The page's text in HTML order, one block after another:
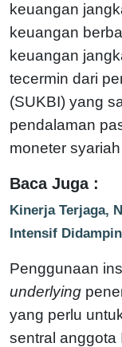
keuangan
keuangan
keuangan
tecermin dari
(SUKBI) yang
pendalaman
moneter
Baca Juga :
Kinerja Terjaga,
Intensif
Penggunaan
underlying
yang perlu
sentral anggota